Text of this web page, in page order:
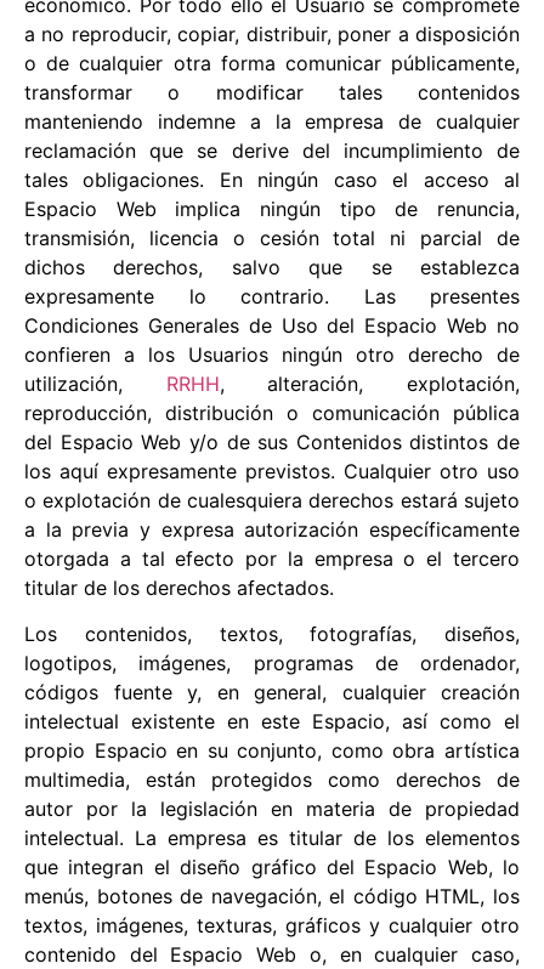
a no reproducir, copiar, distribuir, poner a disposición
o de cualquier otra forma comunicar públicamente,
transformar o modificar tales contenidos
manteniendo indemne a la empresa de cualquier
reclamación que se derive del incumplimiento de
tales obligaciones. En ningún caso el acceso al
Espacio Web implica ningún tipo de renuncia,
transmisión, licencia o cesión total ni parcial de
dichos derechos, salvo que se establezca
expresamente lo contrario. Las presentes
Condiciones Generales de Uso del Espacio Web no
confieren a los Usuarios ningún otro derecho de
utilización, RRHH, alteración, explotación,
reproducción, distribución o comunicación pública
del Espacio Web y/o de sus Contenidos distintos de
los aquí expresamente previstos. Cualquier otro uso
o explotación de cualesquiera derechos estará sujeto
a la previa y expresa autorización específicamente
otorgada a tal efecto por la empresa o el tercero
titular de los derechos afectados.
Los contenidos, textos, fotografías, diseños,
logotipos, imágenes, programas de ordenador,
códigos fuente y, en general, cualquier creación
intelectual existente en este Espacio, así como el
propio Espacio en su conjunto, como obra artística
multimedia, están protegidos como derechos de
autor por la legislación en materia de propiedad
intelectual. La empresa es titular de los elementos
que integran el diseño gráfico del Espacio Web, lo
menús, botones de navegación, el código HTML, los
textos, imágenes, texturas, gráficos y cualquier otro
contenido del Espacio Web o, en cualquier caso,